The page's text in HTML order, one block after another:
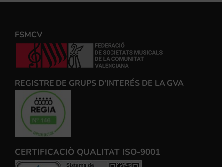
FSMCV
REGISTRE DE GRUPS D'INTERÉS DE LA GVA
CERTIFICACIÒ QUALITAT ISO-9001